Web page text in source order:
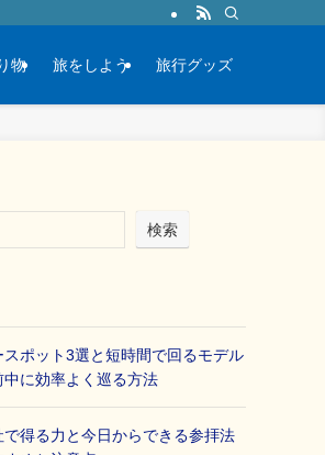
物 旅をしよう 旅行グッズ
検索
スポット3選と短時間で回るモデル
中に効率よく巡る方法
得る力と今日からできる参拝法